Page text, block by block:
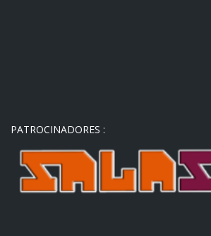
PATROCINADORES :